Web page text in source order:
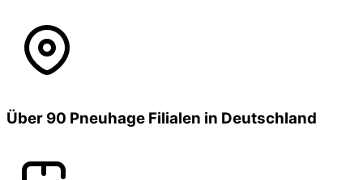
Über 90 Pneuhage Filialen in Deutschland